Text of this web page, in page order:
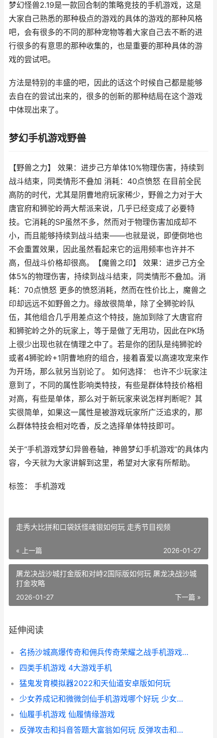
梦幻怪兽2.19是一款回合制的策略竞技的手机游戏，这是
大家自己熟悉的那种极点的游戏的具体的游戏的那种风格
吧，会有很多的不同的那种宠物等着大家自己去不断的进
行很多的有意思的那种收集的，也是重要的那种具体的游
戏的尝试吧。
方法是特别的丰盛的吧，因此的话这个时候自己都是能够
去自在的尝试出来的，很多的创新的那种结局在这个游戏
中体现出来了。
梦幻手机游戏野兽
【野兽之力】 效果：进步己方单体10%物理伤害，持续到
战斗结束，同类情形不叠加 消耗：40点愤怒 在目前全民
高防的时代，尤其是阴曹地府玩家稀少，野兽之力对于大
唐官府和狮驼岭两大帮派来说，几乎已经变成了必要特
技。它消耗的SP虽然不多，然而对于物理伤害加成却不
小，而且能够持续到战斗结束——也就是说，即便倒地也
不会重置效果，因此虽然看起来它的运用频率也许并不
高，但战斗价格却很高。【魔兽之印】 效果：进步己方全
体5%的物理伤害，持续到战斗结束，同类情形不叠加。消
耗：70点愤怒 更多的愤怒消耗，然而在性价比上，魔兽之
印却远远不如野兽之力。缘故很简单，除了全狮驼岭队
伍，其他组合几乎用差点这个特技，施加到除了大唐官府
和狮驼岭之外的玩家上，等于是做了无用功，因此在PK场
上很少出现也就在情理之中了。若是你的团队是纯狮驼岭
或者4狮驼岭+1阴曹地府的组合，接着喜爱以高速攻宠来作
为开场，那么就另当别论了。 如何选择： 也许不少玩家注
意到了，不同的属性影响类特技，有些是群体特技价格相
对高，有些是单体，那么对于新玩家来说怎样判断呢？其
实很简单，如果这一属性是被游戏玩家所广泛追求的，那
么群体特技会相对吃香，反之选择单体特技即可。
关于“手机游戏梦幻异兽卷轴，神兽梦幻手机游戏”的具体内
容，今天就为大家讲解到这里，希望对大家有所帮助。
标签： 手机游戏
走秀大比拼和口袋妖怪魂银如何玩 走秀节目视频
« 上一篇 2026-01-27
屠龙决战沙城打金版和对峙2国际版如何玩 屠龙决战沙城
打金攻略
下一篇 »
2026-01-27
延伸阅读
名扬沙城高爆传奇和佣兵传奇荣耀之战手机游戏哪个好 名扬沙城有多少版本
四类手机游戏 4大游戏手机
猛鬼发育模拟器2022和天仙道安卓版如何玩
少女养成记和微微剑仙手机游戏哪个好玩 少女养成记无限金币版
仙履手机游戏 仙履情缘游戏
反弹攻击和抖音答题大富翁如何玩 反弹攻击和抖音的关系